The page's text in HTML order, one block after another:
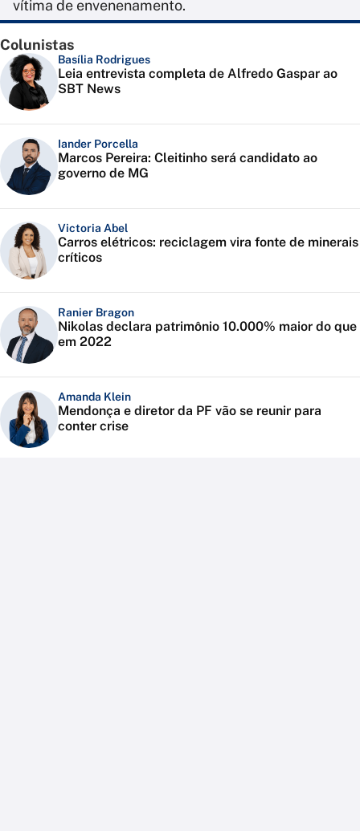
vítima de envenenamento.
Colunistas
Basília Rodrigues
Leia entrevista completa de Alfredo Gaspar ao
SBT News
Iander Porcella
Marcos Pereira: Cleitinho será candidato ao
governo de MG
Victoria Abel
Carros elétricos: reciclagem vira fonte de minerais
críticos
Ranier Bragon
Nikolas declara patrimônio 10.000% maior do que
em 2022
Amanda Klein
Mendonça e diretor da PF vão se reunir para
conter crise